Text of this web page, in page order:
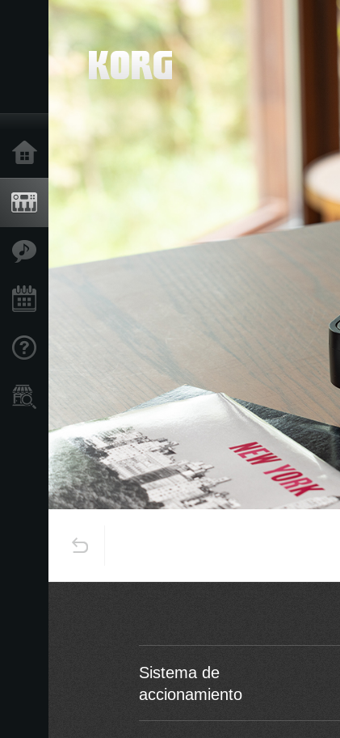
Productos
Características
Localizador
de
Tiendas
Sistema de
accionamiento